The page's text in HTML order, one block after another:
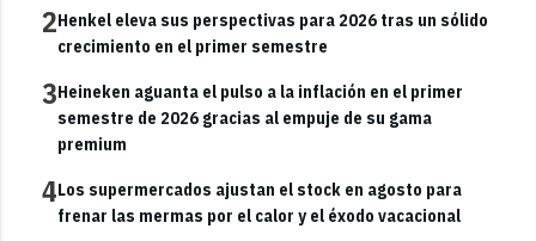
2Henkel eleva sus perspectivas para 2026 tras un sólido
crecimiento en el primer semestre
3Heineken aguanta el pulso a la inflación en el primer
semestre de 2026 gracias al empuje de su gama
premium
4Los supermercados ajustan el stock en agosto para
frenar las mermas por el calor y el éxodo vacacional